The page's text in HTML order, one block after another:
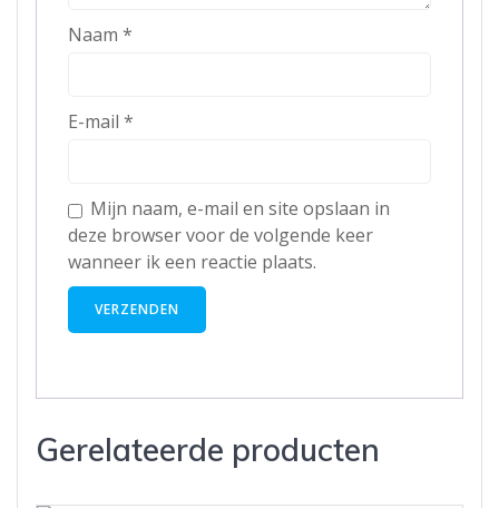
Naam *
E-mail *
Mijn naam, e-mail en site opslaan in
deze browser voor de volgende keer
wanneer ik een reactie plaats.
Gerelateerde producten